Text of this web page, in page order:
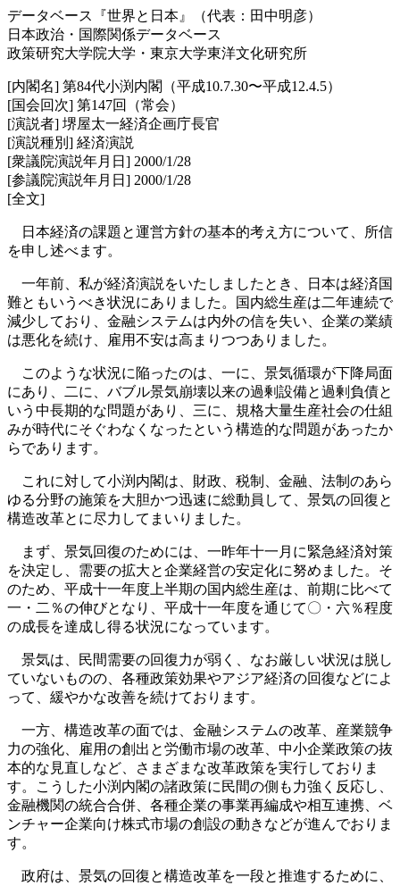
データベース『世界と日本』（代表：田中明彦）
日本政治・国際関係データベース
政策研究大学院大学・東京大学東洋文化研究所
[内閣名] 第84代小渕内閣（平成10.7.30〜平成12.4.5）
[国会回次] 第147回（常会）
[演説者] 堺屋太一経済企画庁長官
[演説種別] 経済演説
[衆議院演説年月日] 2000/1/28
[参議院演説年月日] 2000/1/28
[全文]
日本経済の課題と運営方針の基本的考え方について、所信
を申し述べます。
一年前、私が経済演説をいたしましたとき、日本は経済国
難ともいうべき状況にありました。国内総生産は二年連続で
減少しており、金融システムは内外の信を失い、企業の業績
は悪化を続け、雇用不安は高まりつつありました。
このような状況に陥ったのは、一に、景気循環が下降局面
にあり、二に、バブル景気崩壊以来の過剰設備と過剰負債と
いう中長期的な問題があり、三に、規格大量生産社会の仕組
みが時代にそぐわなくなったという構造的な問題があったか
らであります。
これに対して小渕内閣は、財政、税制、金融、法制のあら
ゆる分野の施策を大胆かつ迅速に総動員して、景気の回復と
構造改革とに尽力してまいりました。
まず、景気回復のためには、一昨年十一月に緊急経済対策
を決定し、需要の拡大と企業経営の安定化に努めました。そ
のため、平成十一年度上半期の国内総生産は、前期に比べて
一・二％の伸びとなり、平成十一年度を通じて〇・六％程度
の成長を達成し得る状況になっています。
景気は、民間需要の回復力が弱く、なお厳しい状況は脱し
ていないものの、各種政策効果やアジア経済の回復などによ
って、緩やかな改善を続けております。
一方、構造改革の面では、金融システムの改革、産業競争
力の強化、雇用の創出と労働市場の改革、中小企業政策の抜
本的な見直しなど、さまざまな改革政策を実行しておりま
す。こうした小渕内閣の諸政策に民間の側も力強く反応し、
金融機関の統合合併、各種企業の事業再編成や相互連携、ベ
ンチャー企業向け株式市場の創設の動きなどが進んでおりま
す。
政府は、景気の回復と構造改革を一段と推進するために、